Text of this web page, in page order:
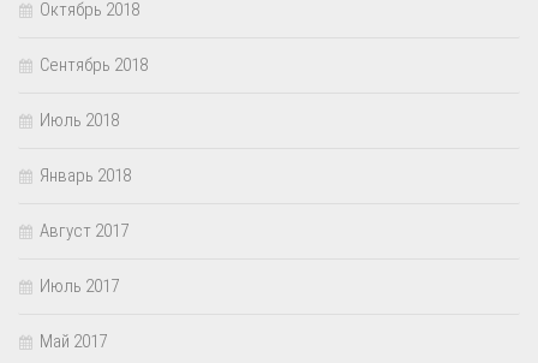
Октябрь 2018
Сентябрь 2018
Июль 2018
Январь 2018
Август 2017
Июль 2017
Май 2017